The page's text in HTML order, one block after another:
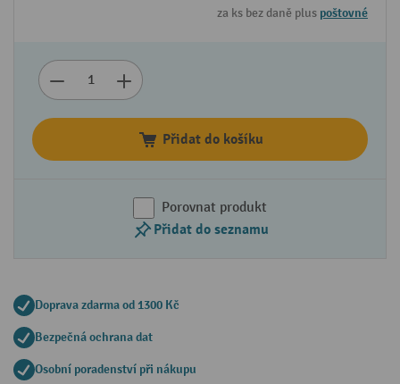
za ks bez daně plus poštovné
Přidat do košíku
Porovnat produkt
Přidat do seznamu
Doprava zdarma od 1300 Kč
Bezpečná ochrana dat
Osobní poradenství při nákupu